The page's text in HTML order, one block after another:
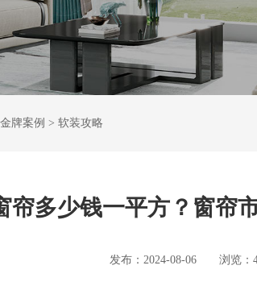
金牌案例 > 软装攻略
帘多少钱一平方？窗帘
发布：2024-08-06 浏览：